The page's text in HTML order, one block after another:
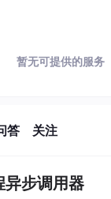
暂无可提供的服务
答 关注
步调用器